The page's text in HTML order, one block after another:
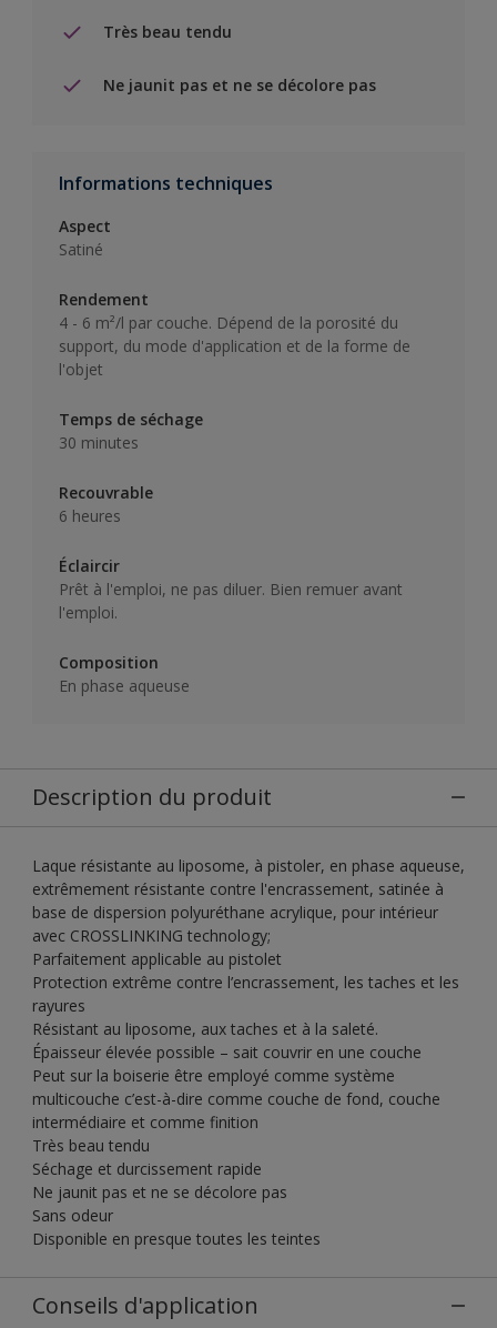
Très beau tendu
Ne jaunit pas et ne se décolore pas
Informations techniques
Aspect
Satiné
Rendement
4 - 6 m²/l par couche. Dépend de la porosité du
support, du mode d'application et de la forme de
l'objet
Temps de séchage
30 minutes
Recouvrable
6 heures
Éclaircir
Prêt à l'emploi, ne pas diluer. Bien remuer avant
l'emploi.
Composition
En phase aqueuse
Description du produit
Laque résistante au liposome, à pistoler, en phase aqueuse,
extrêmement résistante contre l'encrassement, satinée à
base de dispersion polyuréthane acrylique, pour intérieur
avec CROSSLINKING technology;
Parfaitement applicable au pistolet
Protection extrême contre l’encrassement, les taches et les
rayures
Résistant au liposome, aux taches et à la saleté.
Épaisseur élevée possible – sait couvrir en une couche
Peut sur la boiserie être employé comme système
multicouche c’est-à-dire comme couche de fond, couche
intermédiaire et comme finition
Très beau tendu
Séchage et durcissement rapide
Ne jaunit pas et ne se décolore pas
Sans odeur
Disponible en presque toutes les teintes
Conseils d'application